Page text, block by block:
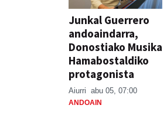
Junkal Guerrero
andoaindarra,
Donostiako Musika
Hamabostaldiko
protagonista
Aiurri abu 05, 07:00
ANDOAIN